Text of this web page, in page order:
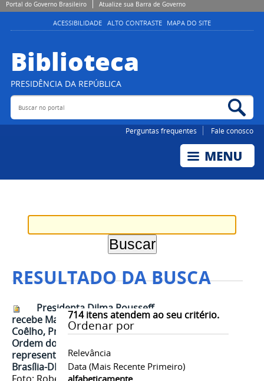
Portal do Governo Brasileiro Atualize sua Barra de Governo
ACESSIBILIDADE ALTO CONTRASTE MAPA DO SITE
Biblioteca
PRESIDÊNCIA DA REPÚBLICA
Buscar no portal
Perguntas frequentes Fale conosco
RESULTADO DA BUSCA
714itens atendem ao seu critério.
Ordenar por
Relevância
Data (mais Recente Primeiro)
alfabeticamente
Presidenta Dilma Rousseff
recebe Marcus Vinícius Furtado
Coêlho, Presidente Nacional da
Ordem dos Advogados do Brasil e
representantes estaduais da OAB.
Brasília-DF, 17/03/2015